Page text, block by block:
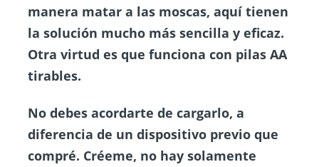
manera matar a las moscas, aquí tienen
la solución mucho más sencilla y eficaz.
Otra virtud es que funciona con pilas AA
tirables.
No debes acordarte de cargarlo, a
diferencia de un dispositivo previo que
compré. Créeme, no hay solamente